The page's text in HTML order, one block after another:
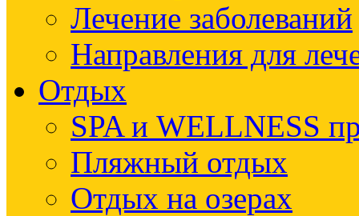
Лечение заболеваний
Направления для
Отдых
SPA и WELLNESS
Пляжный отдых
Отдых на озерах